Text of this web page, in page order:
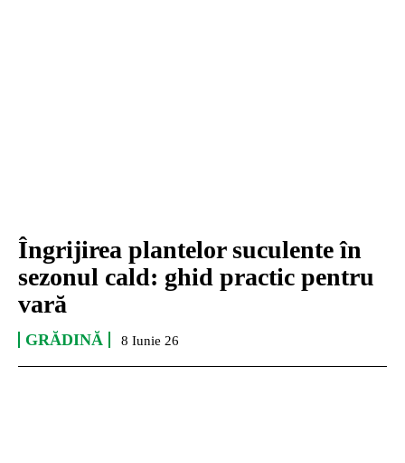
Îngrijirea plantelor suculente în
sezonul cald: ghid practic pentru
vară
GRĂDINĂ 8 Iunie 26